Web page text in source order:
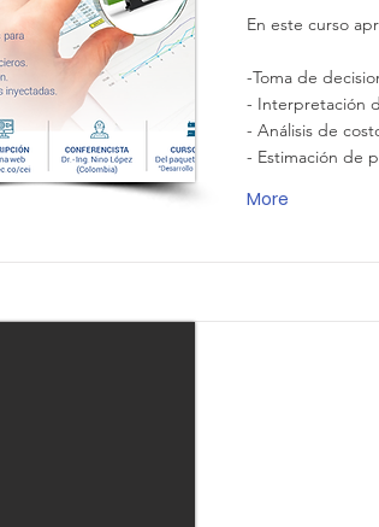
En este curso
-Toma de
- Interpretación
- Análisis de
- Estimación de
More